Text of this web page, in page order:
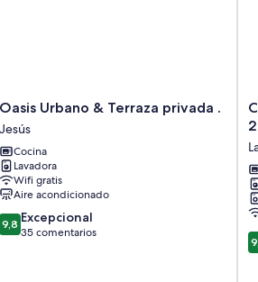
Oasis
Urbano
&
Terraza
privada
.
Jesús
Oasis Urbano & Terraza privada .
Jesús
Cocina
Lavadora
Wifi gratis
Aire acondicionado
9.8
sobre
9,8 Excepcional
35 comentarios
La